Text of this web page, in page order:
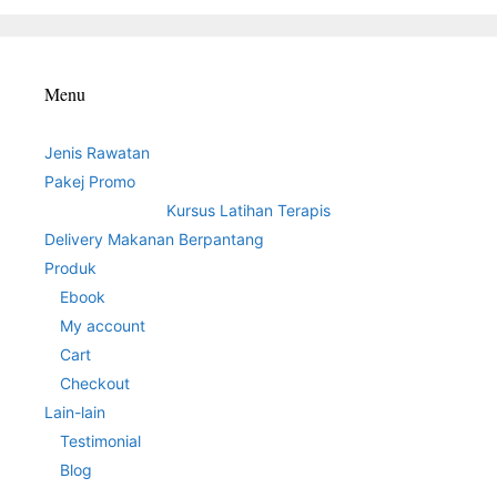
Menu
Jenis Rawatan
Pakej Promo
Kursus Latihan Terapis
Delivery Makanan Berpantang
Produk
Ebook
My account
Cart
Checkout
Lain-lain
Testimonial
Blog